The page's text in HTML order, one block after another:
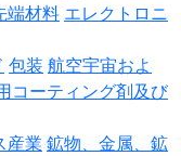
端材料 エレクトロニ
包装 航空宇宙およ
コーティング剤及び
産業 鉱物、金属、鉱